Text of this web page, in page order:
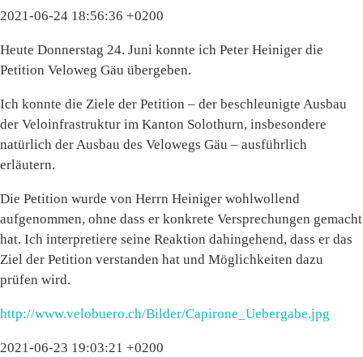
2021-06-24 18:56:36 +0200
Heute Donnerstag 24. Juni konnte ich Peter Heiniger die
Petition Veloweg Gäu übergeben.
Ich konnte die Ziele der Petition – der beschleunigte Ausbau
der Veloinfrastruktur im Kanton Solothurn, insbesondere
natürlich der Ausbau des Velowegs Gäu – ausführlich
erläutern.
Die Petition wurde von Herrn Heiniger wohlwollend
aufgenommen, ohne dass er konkrete Versprechungen gemacht
hat. Ich interpretiere seine Reaktion dahingehend, dass er das
Ziel der Petition verstanden hat und Möglichkeiten dazu
prüfen wird.
http://www.velobuero.ch/Bilder/Capirone_Uebergabe.jpg
2021-06-23 19:03:21 +0200